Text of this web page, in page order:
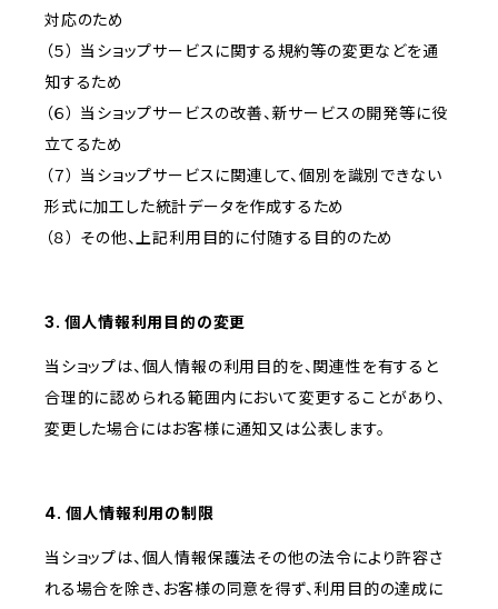
対応のため
（５） 当ショップサービスに関する規約等の変更などを通
知するため
（６） 当ショップサービスの改善、新サービスの開発等に役
立てるため
（７） 当ショップサービスに関連して、個別を識別できない
形式に加工した統計データを作成するため
（８） その他、上記利用目的に付随する目的のため
3. 個人情報利用目的の変更
当ショップは、個人情報の利用目的を、関連性を有すると
合理的に認められる範囲内において変更することがあり、
変更した場合にはお客様に通知又は公表します。
4. 個人情報利用の制限
当ショップは、個人情報保護法その他の法令により許容さ
れる場合を除き、お客様の同意を得ず、利用目的の達成に